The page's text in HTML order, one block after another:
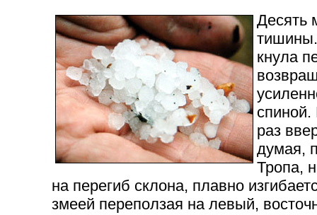
Десять
кнула
раз
думая,
Тропа,
на перегиб склона, плавно
змеей переползая на левый,